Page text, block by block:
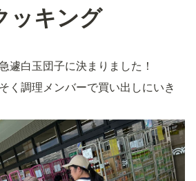
ッキング
遽白玉団子に決まりました！
く調理メンバーで買い出しにいき